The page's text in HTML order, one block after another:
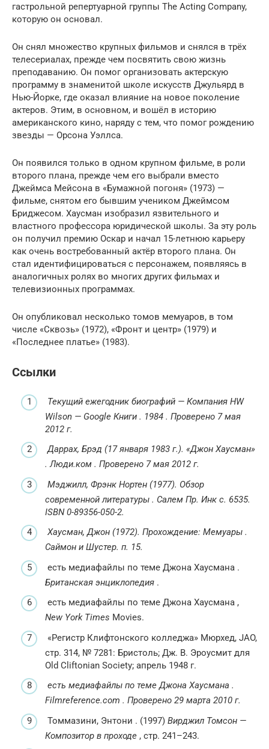
гастрольной репертуарной группы The Acting Company,
которую он основал.
Он снял множество крупных фильмов и снялся в трёх
телесериалах, прежде чем посвятить свою жизнь
преподаванию. Он помог организовать актерскую
программу в знаменитой школе искусств Джульярд в
Нью-Йорке, где оказал влияние на новое поколение
актеров. Этим, в основном, и вошёл в историю
американского кино, наряду с тем, что помог рождению
звезды — Орсона Уэллса.
Он появился только в одном крупном фильме, в роли
второго плана, прежде чем его выбрали вместо
Джеймса Мейсона в «Бумажной погоня» (1973) —
фильме, снятом его бывшим учеником Джеймсом
Бриджесом. Хаусман изобразил язвительного и
властного профессора юридической школы. За эту роль
он получил премию Оскар и начал 15-летнюю карьеру
как очень востребованный актёр второго плана. Он
стал идентифицироваться с персонажем, появляясь в
аналогичных ролях во многих других фильмах и
телевизионных программах.
Он опубликовал несколько томов мемуаров, в том
числе «Сквозь» (1972), «Фронт и центр» (1979) и
«Последнее платье» (1983).
Ссылки
Текущий ежегодник биографий — Компания HW
Wilson — Google Книги . 1984 . Проверено 7 мая
2012 г.
Даррах, Брэд (17 января 1983 г.). «Джон Хаусман»
.Люди.ком . Проверено 7 мая 2012 г.
Мэджилл, Фрэнк Нортен (1977). Обзор
современной литературы . Салем Пр. Инк с. 6535.
ISBN 0-89356-050-2.
Хаусман, Джон (1972). Прохождение: Мемуары .
Саймон и Шустер. п. 15.
есть медиафайлы по теме Джона Хаусмана .
Британская энциклопедия .
есть медиафайлы по теме Джона Хаусмана ,
New York Times Movies.
«Регистр Клифтонского колледжа» Мюрхед, JAO,
стр. 314, № 7281: Бристоль; Дж. В. Эроусмит для
Old Cliftonian Society; апрель 1948 г.
есть медиафайлы по теме Джона Хаусмана .
Filmreference.com . Проверено 29 марта 2010 г.
Томмазини, Энтони . (1997) Вирджил Томсон —
Композитор в проходе , стр. 241–243.